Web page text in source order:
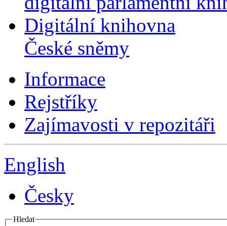
Digitální knihovna
České sněmy
Informace
Rejstříky
Zajímavosti v repozitáři
English
Česky
Hledat